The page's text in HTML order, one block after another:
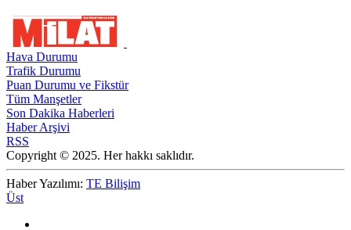
Hava Durumu
Trafik Durumu
Puan Durumu ve Fikstür
Tüm Manşetler
Son Dakika Haberleri
Haber Arşivi
RSS
Copyright © 2025. Her hakkı saklıdır.
Haber Yazılımı: TE Bilişim
Üst